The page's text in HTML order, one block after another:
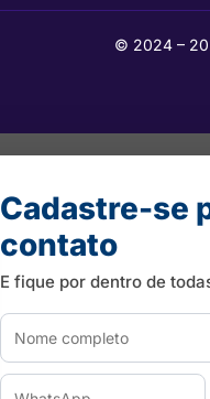
© 2024 –
Cadastre-se
contato
E fique por dentro de